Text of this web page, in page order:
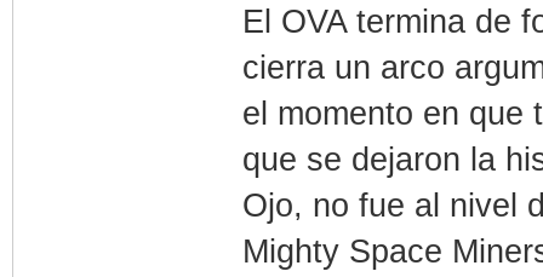
El OVA termina de
cierra un arco
el momento en que
que se dejaron la
Ojo, no fue al nivel
Mighty Space